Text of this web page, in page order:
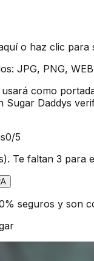
o haz clic para
JPG, PNG,
como
Sugar Daddys
0/5
Te faltan 3 para
seguros y son